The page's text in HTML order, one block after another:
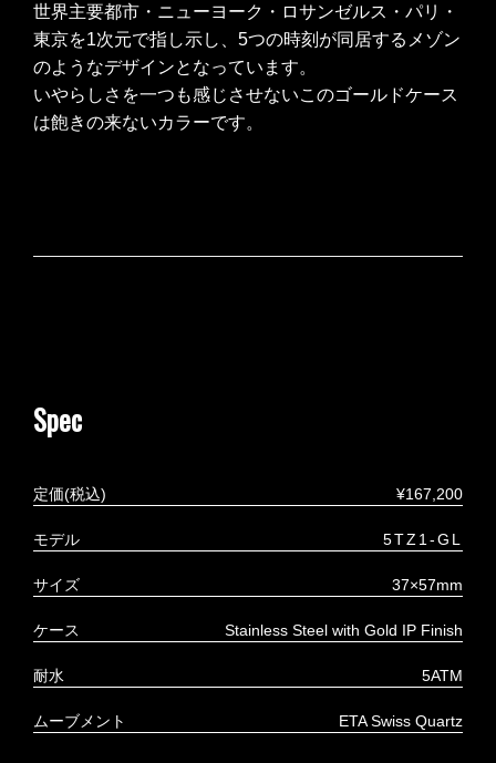
世界主要都市・ニューヨーク・ロサンゼルス・パリ・
東京を1次元で指し示し、5つの時刻が同居するメゾン
のようなデザインとなっています。
いやらしさを一つも感じさせないこのゴールドケース
は飽きの来ないカラーです。
Spec
定価(税込) ¥167,200
モデル 5TZ1-GL
サイズ 37×57mm
ケース Stainless Steel with Gold IP Finish
耐水 5ATM
ムーブメント ETA Swiss Quartz